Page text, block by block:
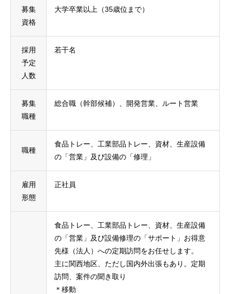
募集
資格
大学卒業以上（35歳位まで）
採用
予定
人数
若干名
募集
職種
総合職（幹部候補）、開発営業、ルート営業
職種
食品トレー、工業部品トレー、資材、生産設備
の「営業」及び設備の「修理」
雇用
形態
正社員
食品トレー、工業部品トレー、資材、生産設備
の「営業」及び設備修理の「サポート」お得意
先様（法人）への定期訪問をお任せします。
主に関西地区、ただし国内外出張もあり。定期
訪問、案件の聞き取り
＊移動